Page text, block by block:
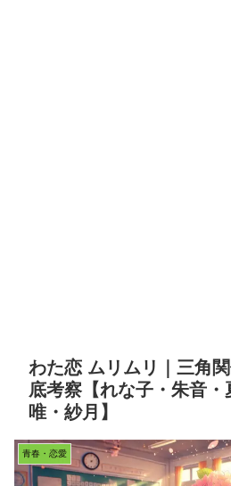
わた恋 ムリムリ｜三角
底考察【れな子・朱音
唯・紗月】
青春・恋愛